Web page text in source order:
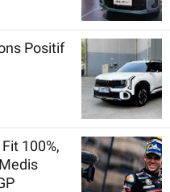
Positif
100%,